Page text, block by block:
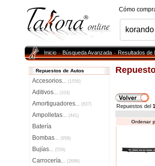
Cómo
Inicio»Búsqueda Avanzada»Resultados de
Repuestos de Autos
Accesorios... (1556)
Aditivos... (103)
Amortiguadores... (837)
Ampolletas... (441)
Batería
Bombas... (958)
Bujías... (559)
Carrocería... (2696)
Repuestos del 1
Ordenar